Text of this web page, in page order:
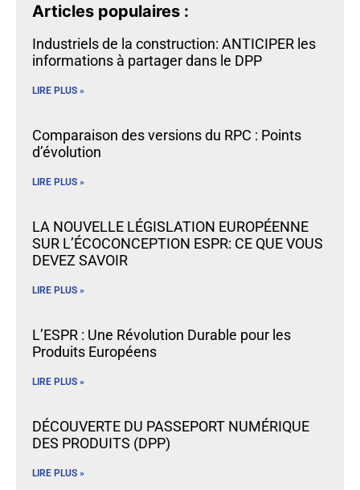
Articles populaires :
Industriels de la construction: ANTICIPER les
informations à partager dans le DPP
LIRE PLUS »
Comparaison des versions du RPC : Points
d’évolution
LIRE PLUS »
LA NOUVELLE LÉGISLATION EUROPÉENNE
SUR L’ÉCOCONCEPTION ESPR: CE QUE VOUS
DEVEZ SAVOIR
LIRE PLUS »
L’ESPR : Une Révolution Durable pour les
Produits Européens
LIRE PLUS »
DÉCOUVERTE DU PASSEPORT NUMÉRIQUE
DES PRODUITS (DPP)
LIRE PLUS »